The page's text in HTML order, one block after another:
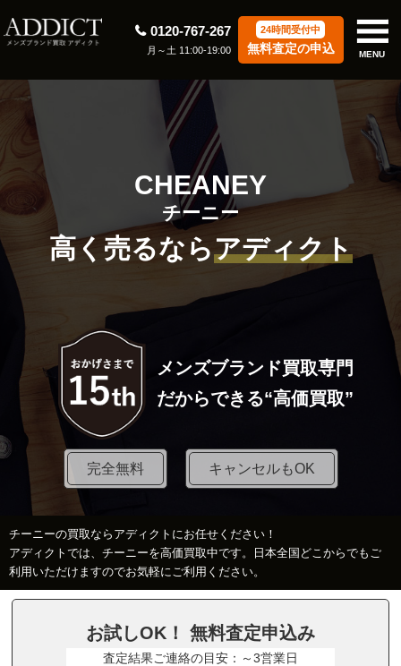
0120-767-267
月～土 11:00-19:00
24時間受付中
無料査定の申込 MENU
CHEANEY
チーニー
高く売るならアディクト
メンズブランド買取専門
だからできる“高価買取”
完全無料 キャンセルもOK
チーニーの買取ならアディクトにお任せください！
アディクトでは、チーニーを高価買取中です。日本全国どこからでもご
利用いただけますのでお気軽にご利用ください。
お試しOK！ 無料査定申込み
査定結果ご連絡の目安：～3営業日